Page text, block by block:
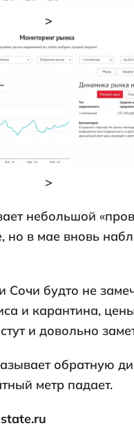
>
>
небольшой
но в мае вновь
Сочи будто не
и карантина,
и довольно
обратную
метр падает.